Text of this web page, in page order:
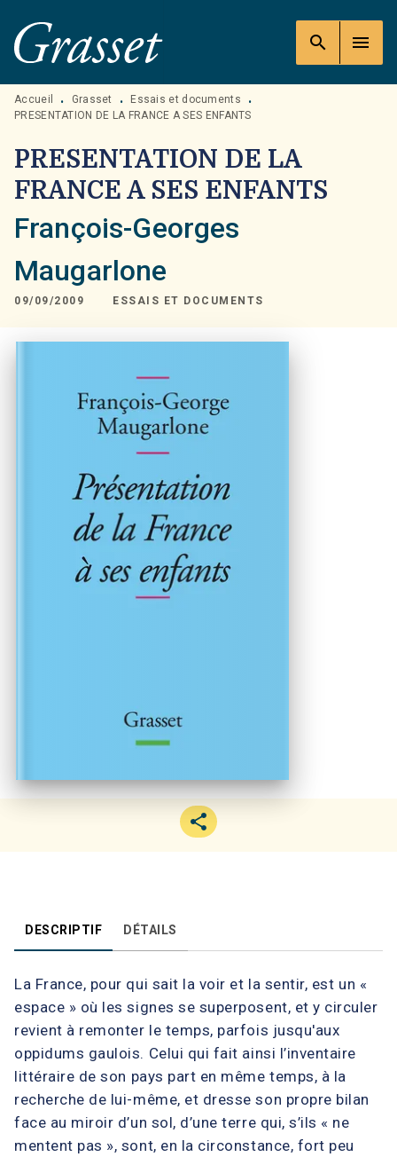
MENU RECHERCHE
PIED DE PAGE
search menu
Accueil • Grasset • Essais et documents
•
PRESENTATION DE LA FRANCE A SES ENFANTS
PRESENTATION DE LA
FRANCE A SES ENFANTS
François-Georges
Maugarlone
09/09/2009 ESSAIS ET DOCUMENTS
DESCRIPTIF DÉTAILS
La France, pour qui sait la voir et la sentir, est un «
espace » où les signes se superposent, et y circuler
revient à remonter le temps, parfois jusqu'aux
oppidums gaulois. Celui qui fait ainsi l’inventaire
littéraire de son pays part en même temps, à la
recherche de lui-même, et dresse son propre bilan
face au miroir d’un sol, d’une terre qui, s’ils « ne
mentent pas », sont, en la circonstance, fort peu